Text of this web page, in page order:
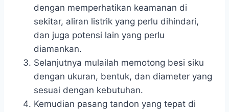
dengan memperhatikan keamanan di
sekitar, aliran listrik yang perlu dihindari,
dan juga potensi lain yang perlu
diamankan.
Selanjutnya mulailah memotong besi siku
dengan ukuran, bentuk, dan diameter yang
sesuai dengan kebutuhan.
Kemudian pasang tandon yang tepat di